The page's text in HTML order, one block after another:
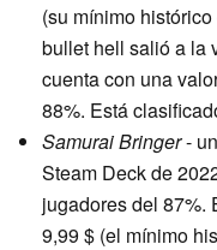
(su mínimo
bullet hell salió a la
cuenta con una
88%. Está
Samurai Bringer-
Steam Deck de
jugadores del 87%.
9,99 $ (el mínimo